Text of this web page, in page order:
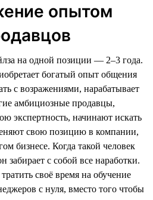
опытом
на одной позиции — 2–3 года.
богатый опыт общения
с возражениями, нарабатывает
амбициозные продавцы,
экспертность, начинают искать
свою позицию в компании,
бизнесе. Когда такой человек
забирает с собой все наработки.
своё время на обучение
с нуля, вместо того чтобы